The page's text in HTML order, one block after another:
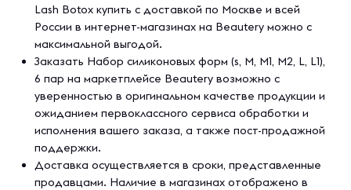
Lash Botox купить с доставкой по Москве и всей
России в интернет-магазинах на Beautery можно с
максимальной выгодой.
Заказать Набор силиконовых форм (s, M, M1, M2, L, L1),
6 пар на маркетплейсе Beautery возможно с
уверенностью в оригинальном качестве продукции и
ожиданием первоклассного сервиса обработки и
исполнения вашего заказа, а также пост-продажной
поддержки.
Доставка осуществляется в сроки, представленные
продавцами. Наличие в магазинах отображено в